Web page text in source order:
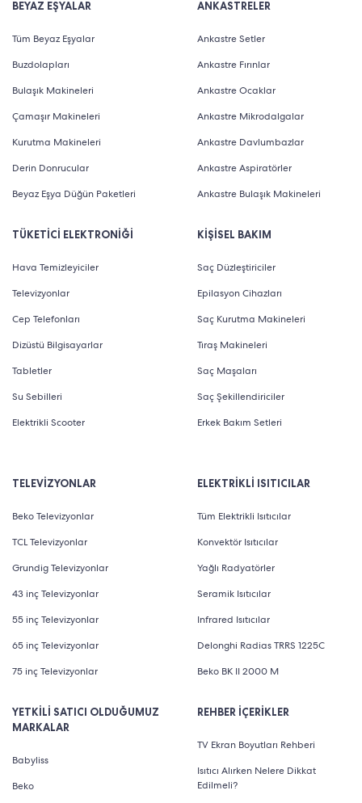
BEYAZ EŞYALAR
Tüm Beyaz Eşyalar
Buzdolapları
Bulaşık Makineleri
Çamaşır Makineleri
Kurutma Makineleri
Derin Donrucular
Beyaz Eşya Düğün Paketleri
TÜKETİCİ ELEKTRONİĞİ
Hava Temizleyiciler
Televizyonlar
Cep Telefonları
Dizüstü Bilgisayarlar
Tabletler
Su Sebilleri
Elektrikli Scooter
ANKASTRELER
Ankastre Setler
Ankastre Fırınlar
Ankastre Ocaklar
Ankastre Mikrodalgalar
Ankastre Davlumbazlar
Ankastre Aspiratörler
Ankastre Bulaşık Makineleri
KİŞİSEL BAKIM
Saç Düzleştiriciler
Epilasyon Cihazları
Saç Kurutma Makineleri
Tıraş Makineleri
Saç Maşaları
Saç Şekillendiriciler
Erkek Bakım Setleri
TELEVİZYONLAR
Beko Televizyonlar
TCL Televizyonlar
Grundig Televizyonlar
43 inç Televizyonlar
55 inç Televizyonlar
65 inç Televizyonlar
75 inç Televizyonlar
YETKİLİ SATICI OLDUĞUMUZ
MARKALAR
Babyliss
Beko
ELEKTRİKLİ ISITICILAR
Tüm Elektrikli Isıtıcılar
Konvektör Isıtıcılar
Yağlı Radyatörler
Seramik Isıtıcılar
Infrared Isıtıcılar
Delonghi Radias TRRS 1225C
Beko BK II 2000 M
REHBER İÇERİKLER
TV Ekran Boyutları Rehberi
Isıtıcı Alırken Nelere Dikkat
Edilmeli?